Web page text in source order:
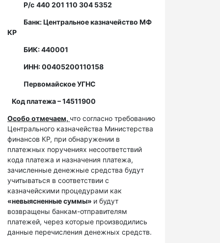
Р/с 440 201 110 304 5352
Банк: Центральное казначейство МФ
КР
БИК: 440001
ИНН: 00405200110158
Первомайское УГНС
Код платежа – 14511900
Особо отмечаем, что согласно требованию
Центрального казначейства Министерства
финансов КР, при обнаружении в
платежных поручениях несоответствий
кода платежа и назначения платежа,
зачисленные денежные средства будут
учитываться в соответствии с
казначейскими процедурами как
«невыясненные суммы» и будут
возвращены банкам-отправителям
платежей, через которые производились
данные перечисления денежных средств.